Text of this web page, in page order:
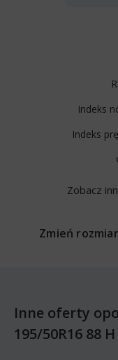
Indeks
Indeks
Zobacz
Zmień rozmiar
Inne oferty
195/50R16 88 H